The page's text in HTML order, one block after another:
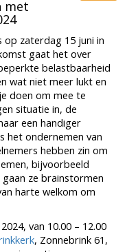
met
op zaterdag 15 juni in
gaat het over
belastbaarheid
wat niet meer lukt en
doen om mee te
situatie in, de
een handiger
het ondernemen van
hebben zin om
bijvoorbeeld
ze brainstormen
harte welkom om
van 10.00 – 12.00
, Zonnebrink 61,